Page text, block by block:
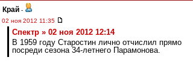
Край -
02 ноя 2012 11:35
Спектр » 02 ноя 2012 12:14
В 1959 году Старостин лично отчислил прямо
посреди сезона 34-летнего Парамонова.